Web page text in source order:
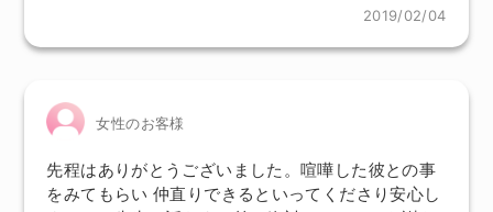
2019/02/04
女性のお客様
先程はありがとうございました。喧嘩した彼との事
をみてもらい 仲直りできるといってくださり安心し